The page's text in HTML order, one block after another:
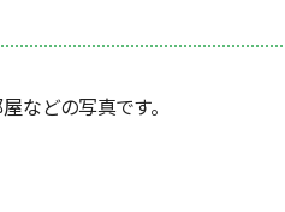
などの写真です。